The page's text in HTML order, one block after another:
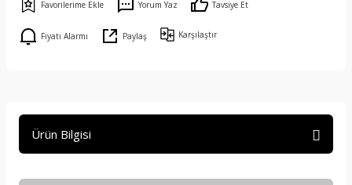
Yorum Yaz Tavsiye Et
Fiyatı Alarmı Paylaş Karşılaştır
Ürün Bilgisi